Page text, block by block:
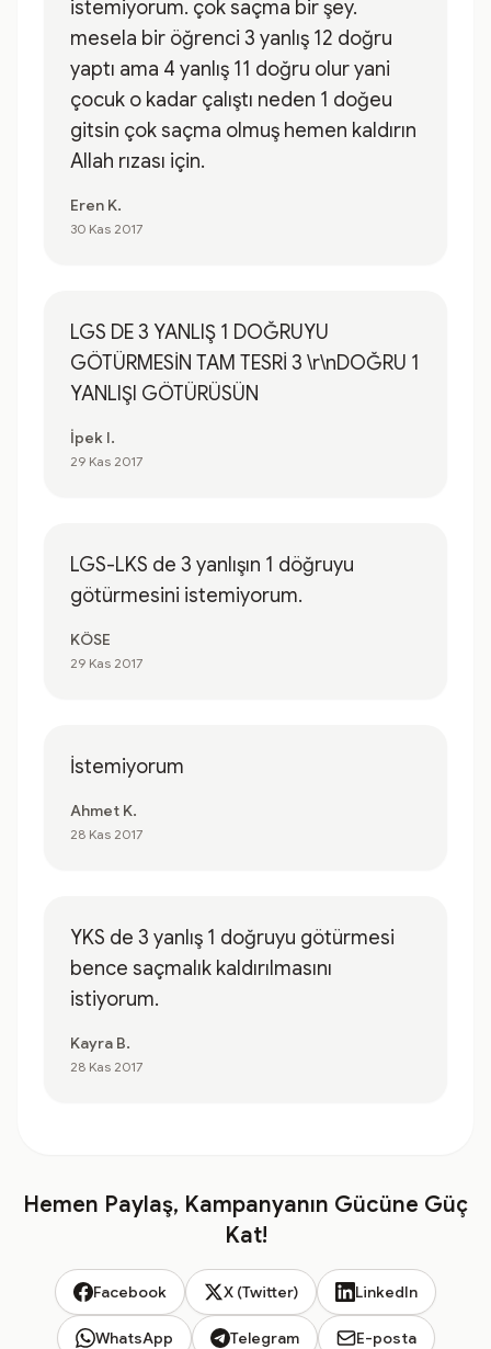
istemiyorum. çok saçma bir şey.
mesela bir öğrenci 3 yanlış 12 doğru
yaptı ama 4 yanlış 11 doğru olur yani
çocuk o kadar çalıştı neden 1 doğeu
gitsin çok saçma olmuş hemen kaldırın
Allah rızası için.
Eren K.
30 Kas 2017
LGS DE 3 YANLIŞ 1 DOĞRUYU
GÖTÜRMESİN TAM TESRİ 3 \r\nDOĞRU 1
YANLIŞI GÖTÜRÜSÜN
İpek I.
29 Kas 2017
LGS-LKS de 3 yanlışın 1 döğruyu
götürmesini istemiyorum.
KÖSE
29 Kas 2017
İstemiyorum
Ahmet K.
28 Kas 2017
YKS de 3 yanlış 1 doğruyu götürmesi
bence saçmalık kaldırılmasını
istiyorum.
Kayra B.
28 Kas 2017
Hemen Paylaş, Kampanyanın Gücüne Güç
Kat!
Facebook X (Twitter) LinkedIn
WhatsApp Telegram E-posta